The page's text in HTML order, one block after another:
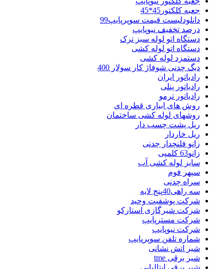
جعبه کلکتور45*45
دانلودلیست قیمت سوپرپایپ99
درصد تخفیف نیوپایپ
دستگاه اتو لوله سبز ترک
دستگاه اتو لوله کشی
دستمزد لوله کشی
دیگ چدنی شوفاژ کار سولار 400
رادیاتور ایران
رادیاتور پنلی
رادیاتور ترمو
روش های ابیاری قطره ای
روشهای لوله کشی ساختمان
ریل پشت چسب دار
ریل خاردار
زانو فلنچدار چدنی
زانو63 کلمپی
سایز لوله کشی آب
سپهر فوم
سراه چدنی
سه راهی40پنج لایه
شرکت پوشفیت وحید
شرکت شیرگازی استارکو
شرکت مسترپایپ
شرکت نیوپایپ
شماره تلفن سوپرپایپ
شیر اتش نشانی
شیر برقی tme
شیر برقی ایتالیایی